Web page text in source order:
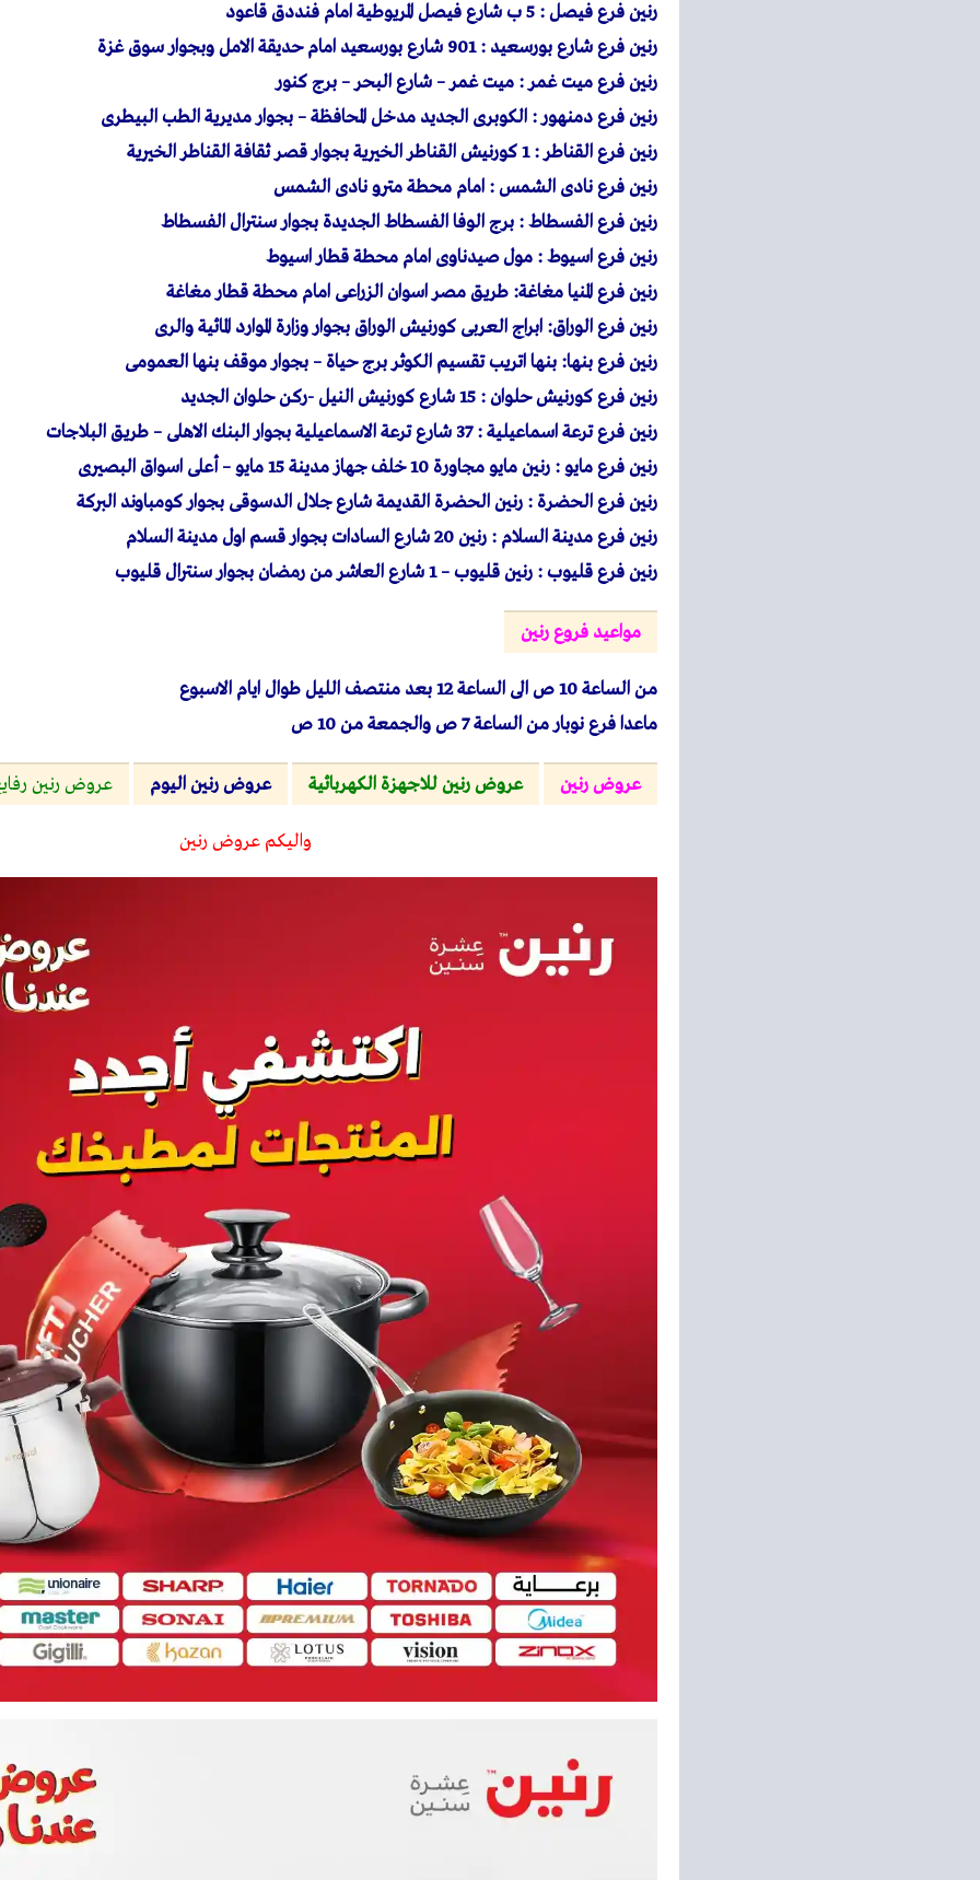
رنينفرع فيصل : 5 ب شارع فيصل المريوطية امام فنددق قاعود
رنينفرع شارع بورسعيد : 901 شارع بورسعيد امام حديقة الامل وبجوار سوق غزة
رنينفرع ميت غمر : ميت غمر – شارع البحر – برج كنور
رنينفرع دمنهور : الكوبرى الجديد مدخل المحافظة – بجوار مديرية الطب البيطرى
رنينفرع القناطر : 1 كورنيش القناطر الخيرية بجوار قصر ثقافة القناطر الخيرية
رنين فرع نادى الشمس : امام محطة مترو نادى الشمس
رنين فرع الفسطاط : برج الوفا الفسطاط الجديدة بجوار سنترال الفسطاط
رنين فرع اسيوط : مول صيدناوى امام محطة قطار اسيوط
رنين فرع المنيا مغاغة: طريق مصر اسوان الزراعى امام محطة قطار مغاغة
رنين فرع الوراق: ابراج العربى كورنيش الوراق بجوار وزارة الموارد المائية والرى
رنين فرع بنها: بنها اتريب تقسيم الكوثر برج حياة – بجوار موقف بنها العمومى
رنين فرع كورنيش حلوان : 15 شارع كورنيش النيل -ركن حلوان الجديد
رنين فرع ترعة اسماعيلية : 37 شارع ترعة الاسماعيلية بجوار البنك الاهلى – طريق البلاجات
رنين فرع مايو : رنين مايو مجاورة 10 خلف جهاز مدينة 15 مايو – أعلى اسواق البصيرى
رنين فرع الحضرة : رنين الحضرة القديمة شارع جلال الدسوقى بجوار كومباوند البركة
رنين فرع مدينة السلام : رنين 20 شارع السادات بجوار قسم اول مدينة السلام
رنين فرع قليوب : رنين قليوب – 1 شارع العاشر من رمضان بجوار سنترال قليوب
مواعيد فروع رنين
من الساعة 10 ص الى الساعة 12 بعد منتصف الليل طوال ايام الاسبوع
ماعدا فرع نوبار من الساعة 7 ص والجمعة من 10 ص
عروض رنين عروض رنين للاجهزة الكهربائية عروض رنين اليوم عروض رنين رفايع
واليكم عروض رنين